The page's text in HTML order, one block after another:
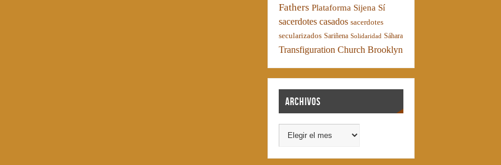
Fathers Plataforma Sijena Sí
sacerdotes casados sacerdotes
secularizados Sariñena Solidaridad Sáhara
Transfiguration Church Brooklyn
Archivos